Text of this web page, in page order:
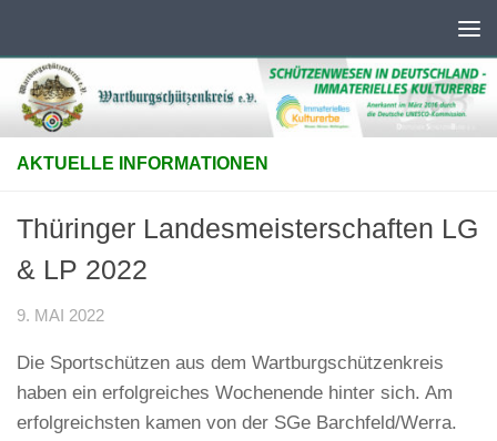
AKTUELLE INFORMATIONEN
Thüringer Landesmeisterschaften LG
& LP 2022
9. MAI 2022
Die Sportschützen aus dem Wartburgschützenkreis
haben ein erfolgreiches Wochenende hinter sich. Am
erfolgreichsten kamen von der SGe Barchfeld/Werra.